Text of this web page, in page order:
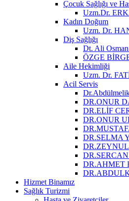
Çocuk Sağlığı ve
Uzm.Dr.
Kadın Doğum
Uzm. Dr.
Diş Sağlığı
Dt. Ali
ÖZGE
Aile Hekimliği
Uzm. Dr.
Acil Servis
DR.ONUR
DR.ELİF
DR.ONUR
DR.SELMA
DR.AHMET
Hizmet Binamız
Sağlık Turizmi